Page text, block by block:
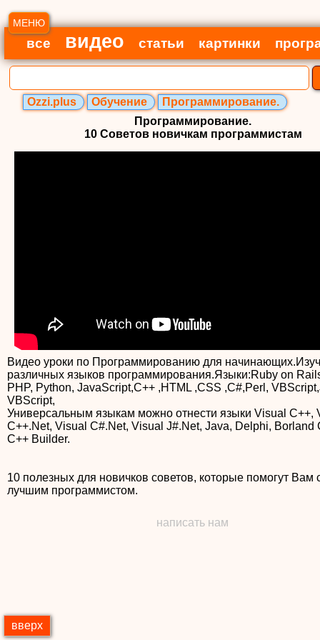
МЕНЮ
все видео статьи картинки
Ozzi.plus Обучение
Программирование.
Программирование.
10 Советов новичкам программистам
Видео уроки по Программированию для
различных языков программирования.Языки:Ruby on
PHP, Python, JavaScript,C++ ,HTML ,CSS ,C#,Perl,
VBScript,
Универсальным языкам можно отнести языки Visual C++,
C++.Net, Visual C#.Net, Visual J#.Net, Java, Delphi, Borland
C++ Builder.
10 полезных для новичков советов, которые помогут Вам
лучшим программистом.
написать нам
вверх